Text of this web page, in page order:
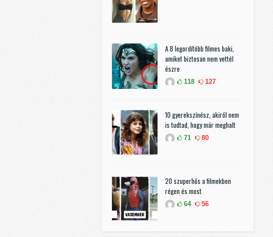
A 8 legordítóbb filmes baki,
amiket biztosan nem vettél
észre
118 127
10 gyerekszínész, akiről nem
is tudtad, hogy már meghalt
71 80
20 szuperhős a filmekben
régen és most
64 56